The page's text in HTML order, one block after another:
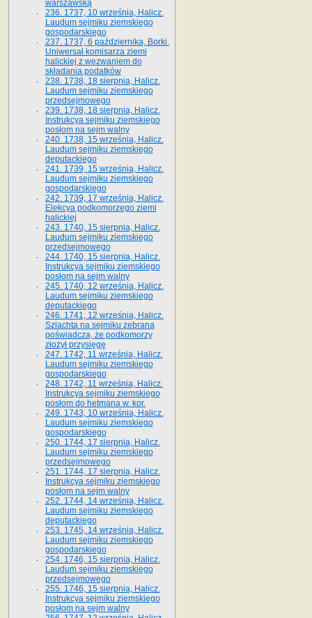
warszawską
236. 1737, 10 września, Halicz.
Laudum sejmiku ziemskiego
gospodarskiego
237. 1737, 6 października, Borki.
Uniwersał komisarza ziemi
halickiej z wezwaniem do
składania podatków
238. 1738, 18 sierpnia, Halicz.
Laudum sejmiku ziemskiego
przedsejmowego
239. 1738, 18 sierpnia, Halicz.
Instrukcya sejmiku ziemskiego
posłom na sejm walny
240. 1738, 15 września, Halicz.
Laudum sejmiku ziemskiego
deputackiego
241. 1739, 15 września, Halicz.
Laudum sejmiku ziemskiego
gospodarskiego
242. 1739, 17 września, Halicz.
Elekcya podkomorzego ziemi
halickiej
243. 1740, 15 sierpnia, Halicz.
Laudum sejmiku ziemskiego
przedsejmowego
244. 1740, 15 sierpnia, Halicz.
Instrukcya sejmiku ziemskiego
posłom na sejm walny
245. 1740, 12 września, Halicz.
Laudum sejmiku ziemskiego
deputackiego
246. 1741, 12 września, Halicz.
Szlachta na sejmiku zebrana
poświadcza, że podkomorzy
złożył przysięgę
247. 1742, 11 września, Halicz.
Laudum sejmiku ziemskiego
gospodarskiego
248. 1742, 11 września, Halicz.
Instrukcya sejmiku ziemskiego
posłom do hetmana w. kor.
249. 1743, 10 września, Halicz.
Laudum sejmiku ziemskiego
gospodarskiego
250. 1744, 17 sierpnia, Halicz.
Laudum sejmiku ziemskiego
przedsejmowego
251. 1744, 17 sierpnia, Halicz.
Instrukcya sejmiku ziemskiego
posłom na sejm walny
252. 1744, 14 września, Halicz.
Laudum sejmiku ziemskiego
deputackiego
253. 1745, 14 września, Halicz.
Laudum sejmiku ziemskiego
gospodarskiego
254. 1746, 15 sierpnia, Halicz.
Laudum sejmiku ziemskiego
przedsejmowego
255. 1746, 15 sierpnia, Halicz.
Instrukcya sejmiku ziemskiego
posłom na sejm walny